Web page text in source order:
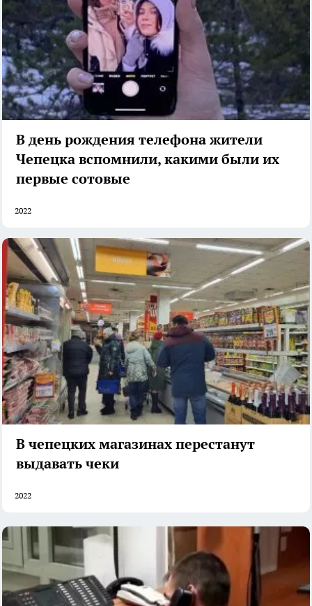
В день рождения телефона жители
Чепецка вспомнили, какими были их
первые сотовые
2022
В чепецких магазинах перестанут
выдавать чеки
2022